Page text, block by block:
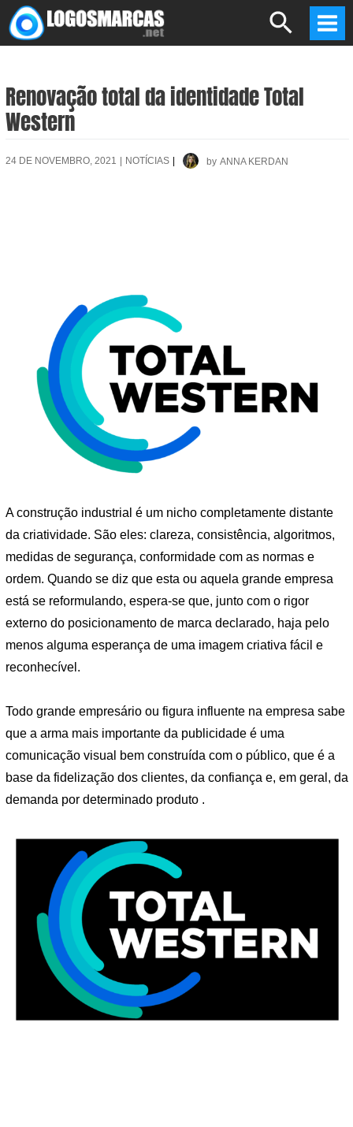
Skip
to
Search
Renovação total da identidade Total
Western
24 DE NOVEMBRO, 2021 NOTÍCIAS by ANNA KERDAN
A construção industrial é um nicho completamente distante
da criatividade. São eles: clareza, consistência, algoritmos,
medidas de segurança, conformidade com as normas e
ordem. Quando se diz que esta ou aquela grande empresa
está se reformulando, espera-se que, junto com o rigor
externo do posicionamento de marca declarado, haja pelo
menos alguma esperança de uma imagem criativa fácil e
reconhecível.
Todo grande empresário ou figura influente na empresa sabe
que a arma mais importante da publicidade é uma
comunicação visual bem construída com o público, que é a
base da fidelização dos clientes, da confiança e, em geral, da
demanda por determinado produto .